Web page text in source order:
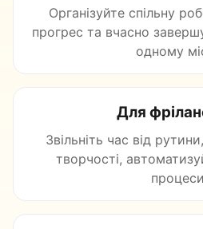
Організуйте спільну
прогрес та вчасно
одному
Для
Звільніть час від
творчості,